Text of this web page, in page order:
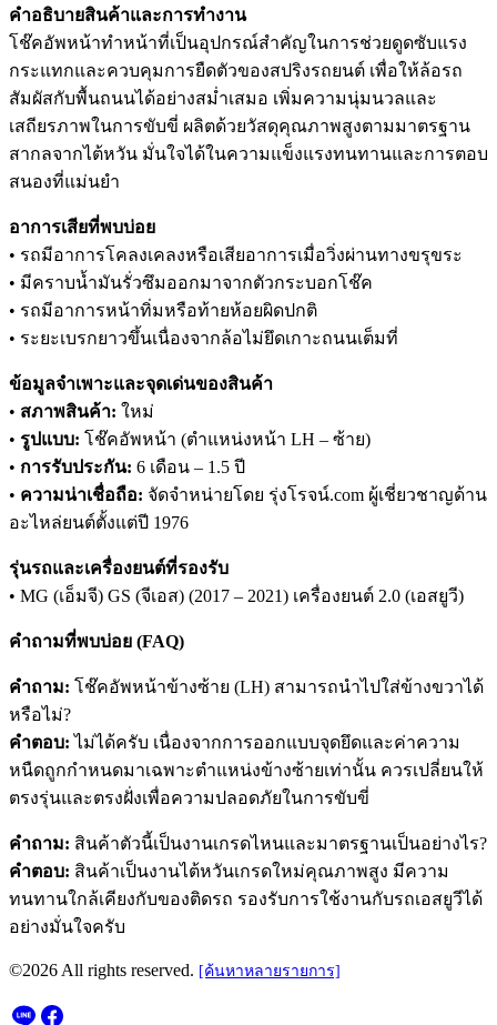
คำอธิบายสินค้าและการทำงาน
โช๊คอัพหน้าทำหน้าที่เป็นอุปกรณ์สำคัญในการช่วยดูดซับแรง
กระแทกและควบคุมการยืดตัวของสปริงรถยนต์ เพื่อให้ล้อรถ
สัมผัสกับพื้นถนนได้อย่างสม่ำเสมอ เพิ่มความนุ่มนวลและ
เสถียรภาพในการขับขี่ ผลิตด้วยวัสดุคุณภาพสูงตามมาตรฐาน
สากลจากไต้หวัน มั่นใจได้ในความแข็งแรงทนทานและการตอบ
สนองที่แม่นยำ
อาการเสียที่พบบ่อย
• รถมีอาการโคลงเคลงหรือเสียอาการเมื่อวิ่งผ่านทางขรุขระ
• มีคราบน้ำมันรั่วซึมออกมาจากตัวกระบอกโช๊ค
• รถมีอาการหน้าทิ่มหรือท้ายห้อยผิดปกติ
• ระยะเบรกยาวขึ้นเนื่องจากล้อไม่ยึดเกาะถนนเต็มที่
ข้อมูลจำเพาะและจุดเด่นของสินค้า
• สภาพสินค้า: ใหม่
• รูปแบบ: โช๊คอัพหน้า (ตำแหน่งหน้า LH – ซ้าย)
• การรับประกัน: 6 เดือน – 1.5 ปี
• ความน่าเชื่อถือ: จัดจำหน่ายโดย รุ่งโรจน์.com ผู้เชี่ยวชาญด้าน
อะไหล่ยนต์ตั้งแต่ปี 1976
รุ่นรถและเครื่องยนต์ที่รองรับ
• MG (เอ็มจี) GS (จีเอส) (2017 – 2021) เครื่องยนต์ 2.0 (เอสยูวี)
คำถามที่พบบ่อย (FAQ)
คำถาม: โช๊คอัพหน้าข้างซ้าย (LH) สามารถนำไปใส่ข้างขวาได้
หรือไม่?
คำตอบ: ไม่ได้ครับ เนื่องจากการออกแบบจุดยึดและค่าความ
หนืดถูกกำหนดมาเฉพาะตำแหน่งข้างซ้ายเท่านั้น ควรเปลี่ยนให้
ตรงรุ่นและตรงฝั่งเพื่อความปลอดภัยในการขับขี่
คำถาม: สินค้าตัวนี้เป็นงานเกรดไหนและมาตรฐานเป็นอย่างไร?
คำตอบ: สินค้าเป็นงานไต้หวันเกรดใหม่คุณภาพสูง มีความ
ทนทานใกล้เคียงกับของติดรถ รองรับการใช้งานกับรถเอสยูวีได้
อย่างมั่นใจครับ
©2026 All rights reserved. [ค้นหาหลายรายการ]